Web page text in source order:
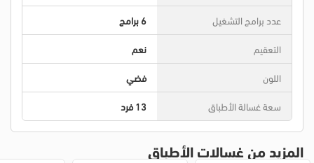
عدد برامج التشغيل
6 برامج
التعقيم
نعم
اللون
فضي
سعة غسالة الأطباق
13 فرد
المزيد من غسالات الأطباق